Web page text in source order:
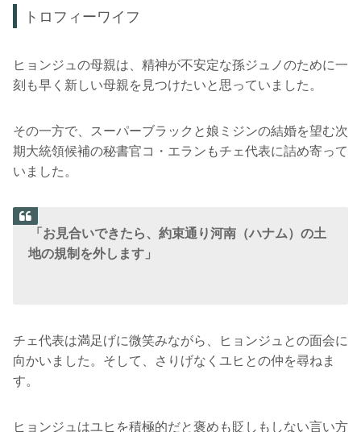
トロフィーワイフ
ヒョンジュの母親は、精神が不安定な孫ジュノのために一
刻も早く新しい母親を見つけたいと思っていました。
その一方で、スーパーブラックと娘ミジンの結婚を望む次
期大統領候補の秘書官コ・エランもチェ代表に詰め寄って
いました。
「お見合いできたら、約束通り河南（ハナム）の土
地の規制を外します」
チェ代表は満足げに微笑みながら、ヒョンジュとの面会に
向かいました。そして、さりげなくユヒとの仲を尋ねま
す。
ヒョンジュはユヒを積極的だと褒めも貶しもしない言い方